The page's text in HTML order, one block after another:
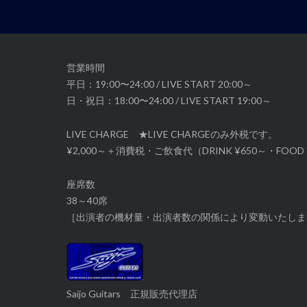
ョ
営業時間
平日：19:00〜24:00 / LIVE START 20:00～
日・祝日：18:00〜24:00 / LIVE START 19:00～
LIVE CHARGE ★LIVE CHARGEのみ外税です。
¥2,000～＋消費税・ご飲食代（DRINK ¥650～・FOOD
座席数
38～40席
［出演者の機材量・出演者数の関係により変動いたしま
Saijo Guitars 正規販売代理店